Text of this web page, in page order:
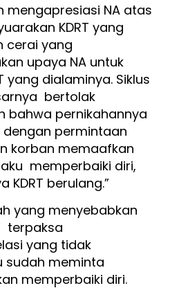
mengapresiasi NA atas
KDRT yang
cerai yang
upaya NA untuk
yang dialaminya. Siklus
bertolak
bahwa pernikahannya
permintaan
korban memaafkan
memperbaiki diri,
KDRT berulang.”
yang menyebabkan
terpaksa
yang tidak
sudah meminta
memperbaiki diri.